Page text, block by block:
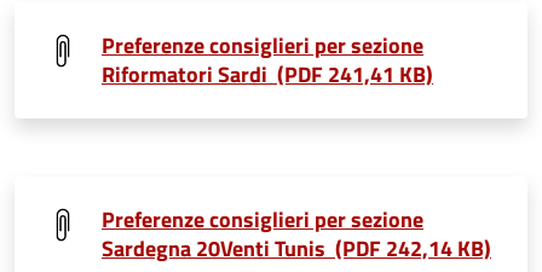
Preferenze consiglieri per sezione
Riformatori Sardi (PDF 241,41 KB)
Preferenze consiglieri per sezione
Sardegna 20Venti Tunis (PDF 242,14 KB)